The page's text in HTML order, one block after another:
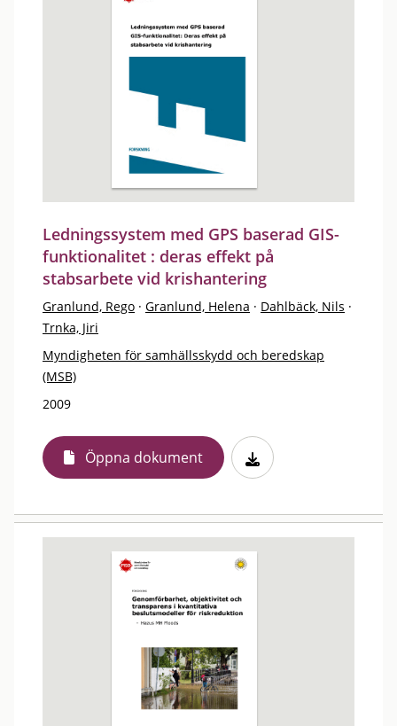
Ledningssystem med GPS baserad GIS-
funktionalitet : deras effekt på
stabsarbete vid krishantering
Granlund, Rego · Granlund, Helena · Dahlbäck, Nils ·
Trnka, Jiri
Myndigheten för samhällsskydd och beredskap
(MSB)
2009
Öppna dokument